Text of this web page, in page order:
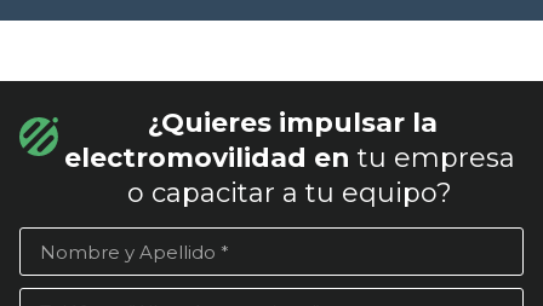
¿Quieres impulsar la
electromovilidad en tu empresa
o capacitar a tu equipo?